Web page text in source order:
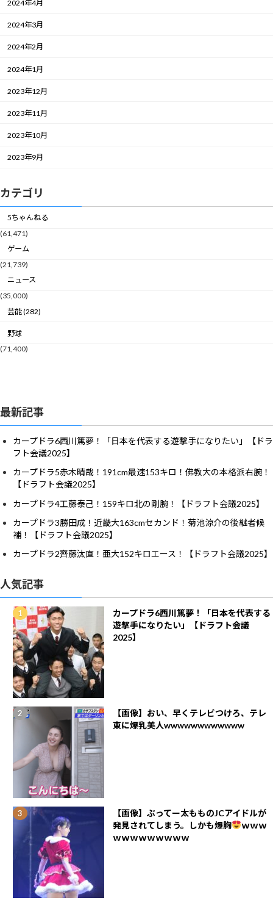
2024年4月
2024年3月
2024年2月
2024年1月
2023年12月
2023年11月
2023年10月
2023年9月
カテゴリ
5ちゃんねる
(61,471)
ゲーム
(21,739)
ニュース
(35,000)
芸能 (282)
野球
(71,400)
最新記事
カープドラ6西川篤夢！「日本を代表する遊撃手になりたい」【ドラ
フト会議2025】
カープドラ5赤木晴哉！191cm最速153キロ！佛教大の本格派右腕！
【ドラフト会議2025】
カープドラ4工藤泰己！159キロ北の剛腕！【ドラフト会議2025】
カープドラ3勝田成！近畿大163cmセカンド！菊池涼介の後継者候
補！【ドラフト会議2025】
カープドラ2齊藤汰直！亜大152キロエース！【ドラフト会議2025】
人気記事
カープドラ6西川篤夢！「日本を代表する
遊撃手になりたい」【ドラフト会議
2025】
【画像】おい、早くテレビつけろ、テレ
東に爆乳美人wwwwwwwwwwww
【画像】ぶってー太もものJCアイドルが
発見されてしまう。しかも爆胸
ｗｗｗ
ｗｗｗｗｗｗｗｗｗ